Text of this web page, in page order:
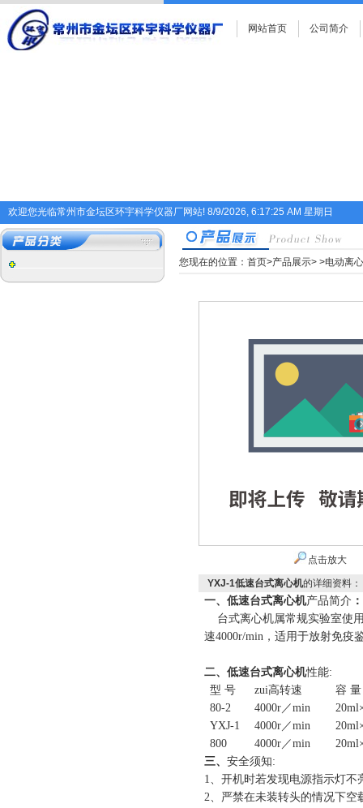
网站首页 公司简介
欢迎您光临常州市金坛区环宇科学仪器厂网站! 8/9/2026, 6:17:26 AM 星期日
您现在的位置： 首页>产品展示> >电动离
点击放大
YXJ-1低速台式离心机的详细资料：
一、 低速台式离心机产品简介 ：
台式离心机属常规实验室使
速4000r/min ， 适用于放射免疫
二、 低速台式离心机性能:
型 号
zui高转速
容 量
80-2
4000r／min 20ml
YXJ-1
4000r／min 20ml
800
4000r／min 20ml
三、 安全须知:
1、开机时若发现电源指示灯不
2、严禁在未装转头的情况下空